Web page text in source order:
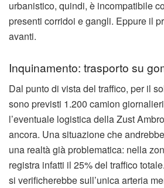
urbanistico, quindi, è incompatibile
presenti corridoi e gangli. Eppure il
avanti.
Inquinamento: trasporto su
Dal punto di vista del traffico, per il
sono previsti 1.200 camion
l’eventuale logistica della Zust
ancora. Una situazione che
una realtà già problematica: nella
registra infatti il 25% del traffico
si verificherebbe sull’unica arteria